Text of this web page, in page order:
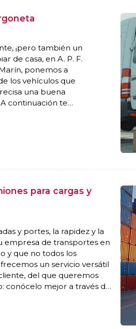
¡pero también un
de casa, en A. P. F.
ponemos a
los vehículos que
una buena
continuación te
para cargas y
y portes, la rapidez y la
empresa de transportes en
y que no todos los
un servicio versátil
del que queremos
conócelo mejor a través de